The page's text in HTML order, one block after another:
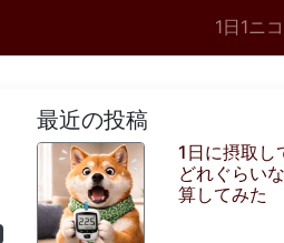
1日1ニコ
最近の投稿
1日に摂取し
どれぐらい
算してみた